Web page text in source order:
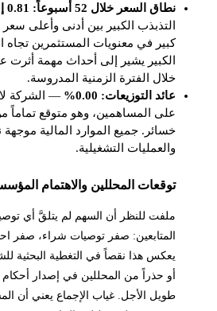
نطاق السعر خلال 52 أسبوعاً: 0.81 إلى 17.20 دولار
التذبذب الكبير بين أدنى وأعلى
كبير في معنويات المستثمرين تجاه
الكبير يشير إلى أحداث مهمة أثرت
خلال الفترة الزمنية المدروسة.
عائد التوزيعات: 0.00%
— الشركة لا
على المساهمين، وهو متوقع
خسائر. جميع الموارد المالية موجهة
والعمليات التشغيلية.
توقعات المحللين والاهتمام
ملفت للنظر أن السهم لم يتلقَّ أي
المتابعين: صفر توصيات شراء، صفر
يعكس هذا نقصاً في التغطية البحثية
أو حذراً من المحللين في إصدار
طويل الأجل. غياب الإجماع يعني أن